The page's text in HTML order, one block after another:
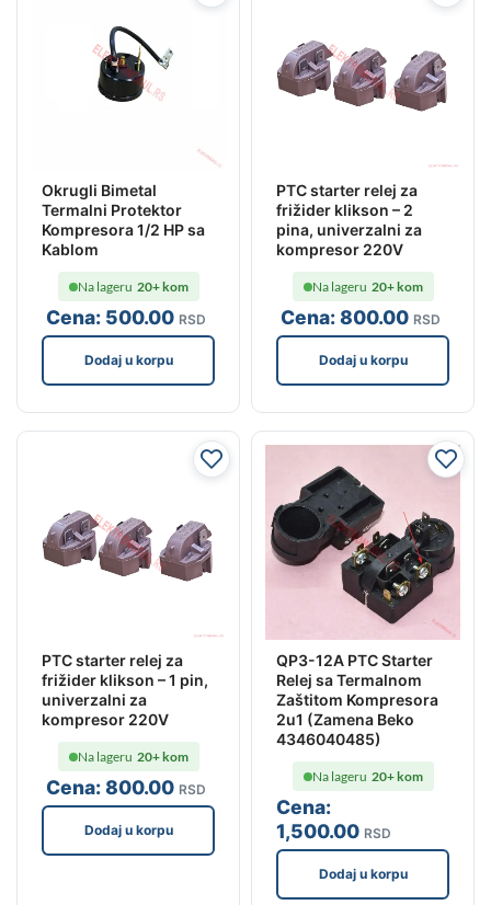
Okrugli Bimetal
Termalni Protektor
Kompresora 1/2 HP sa
Kablom
Cena: 500.00 RSD
Na lageru 20+ kom
Dodaj u korpu
PTC starter relej za
frižider klikson – 2
pina, univerzalni za
kompresor 220V
Cena:800.00 RSD
Na lageru 20+ kom
Dodaj u korpu
PTC starter relej za
frižider klikson – 1 pin,
univerzalni za
kompresor 220V
Cena:800.00 RSD
Na lageru 20+ kom
Dodaj u korpu
QP3-12A PTC Starter
Relej sa Termalnom
Zaštitom Kompresora
2u1 (Zamena Beko
4346040485)
Cena:
1,500.00 RSD
Na lageru 20+ kom
Dodaj u korpu